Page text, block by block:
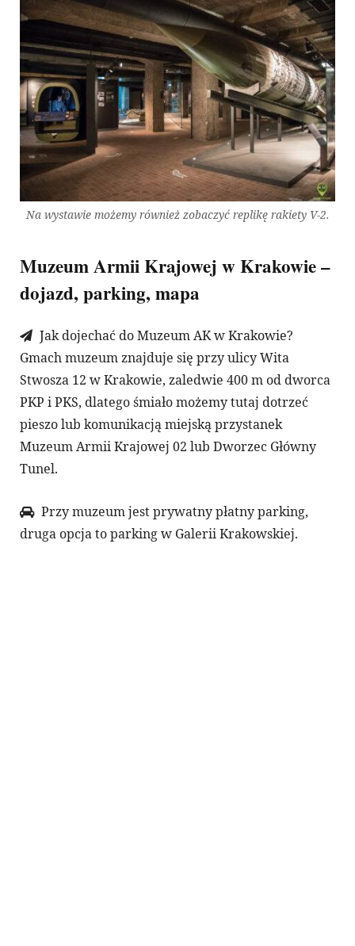
Na wystawie możemy również zobaczyć replikę rakiety V-2.
Muzeum Armii Krajowej w Krakowie –
dojazd, parking, mapa
Jak dojechać do Muzeum AK w Krakowie?
Gmach muzeum znajduje się przy ulicy Wita
Stwosza 12 w Krakowie, zaledwie 400 m od dworca
PKP i PKS, dlatego śmiało możemy tutaj dotrzeć
pieszo lub komunikacją miejską przystanek
Muzeum Armii Krajowej 02 lub Dworzec Główny
Tunel.
Przy muzeum jest prywatny płatny parking,
druga opcja to parking w Galerii Krakowskiej.